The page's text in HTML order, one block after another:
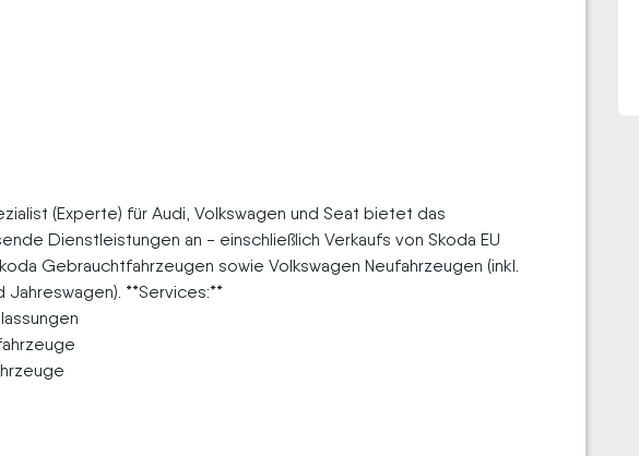
(Experte) für Audi, Volkswagen und Seat bietet das
Dienstleistungen an - einschließlich Verkaufs von Skoda EU
Gebrauchtfahrzeugen sowie Volkswagen Neufahrzeugen (inkl.
Jahreswagen). **Services:**